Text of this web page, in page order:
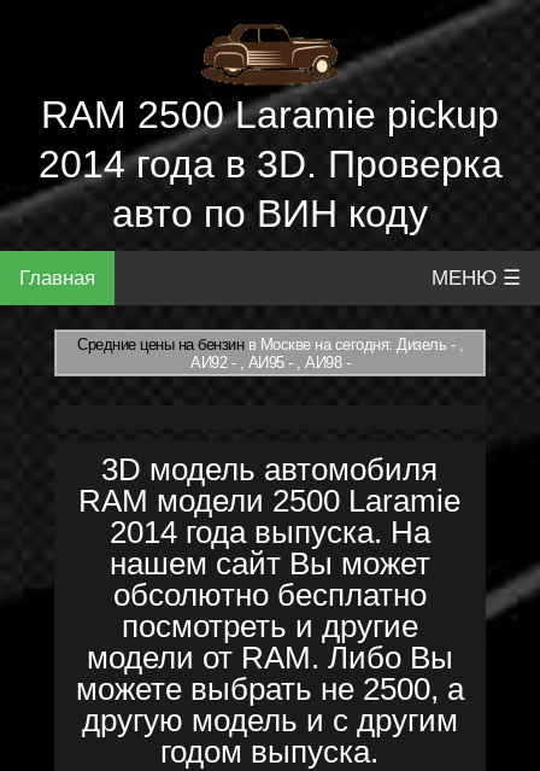
RAM 2500 Laramie pickup
2014 года в 3D. Проверка
авто по ВИН коду
Главная МЕНЮ ☰
Средние цены на бензинв Москве на сегодня: Дизель - ,
АИ92 - , АИ95 - , АИ98 -
3D модель автомобиля
RAM модели 2500 Laramie
2014 года выпуска. На
нашем сайт Вы может
обсолютно бесплатно
посмотреть и другие
модели от RAM. Либо Вы
можете выбрать не 2500, а
другую модель и с другим
годом выпуска.